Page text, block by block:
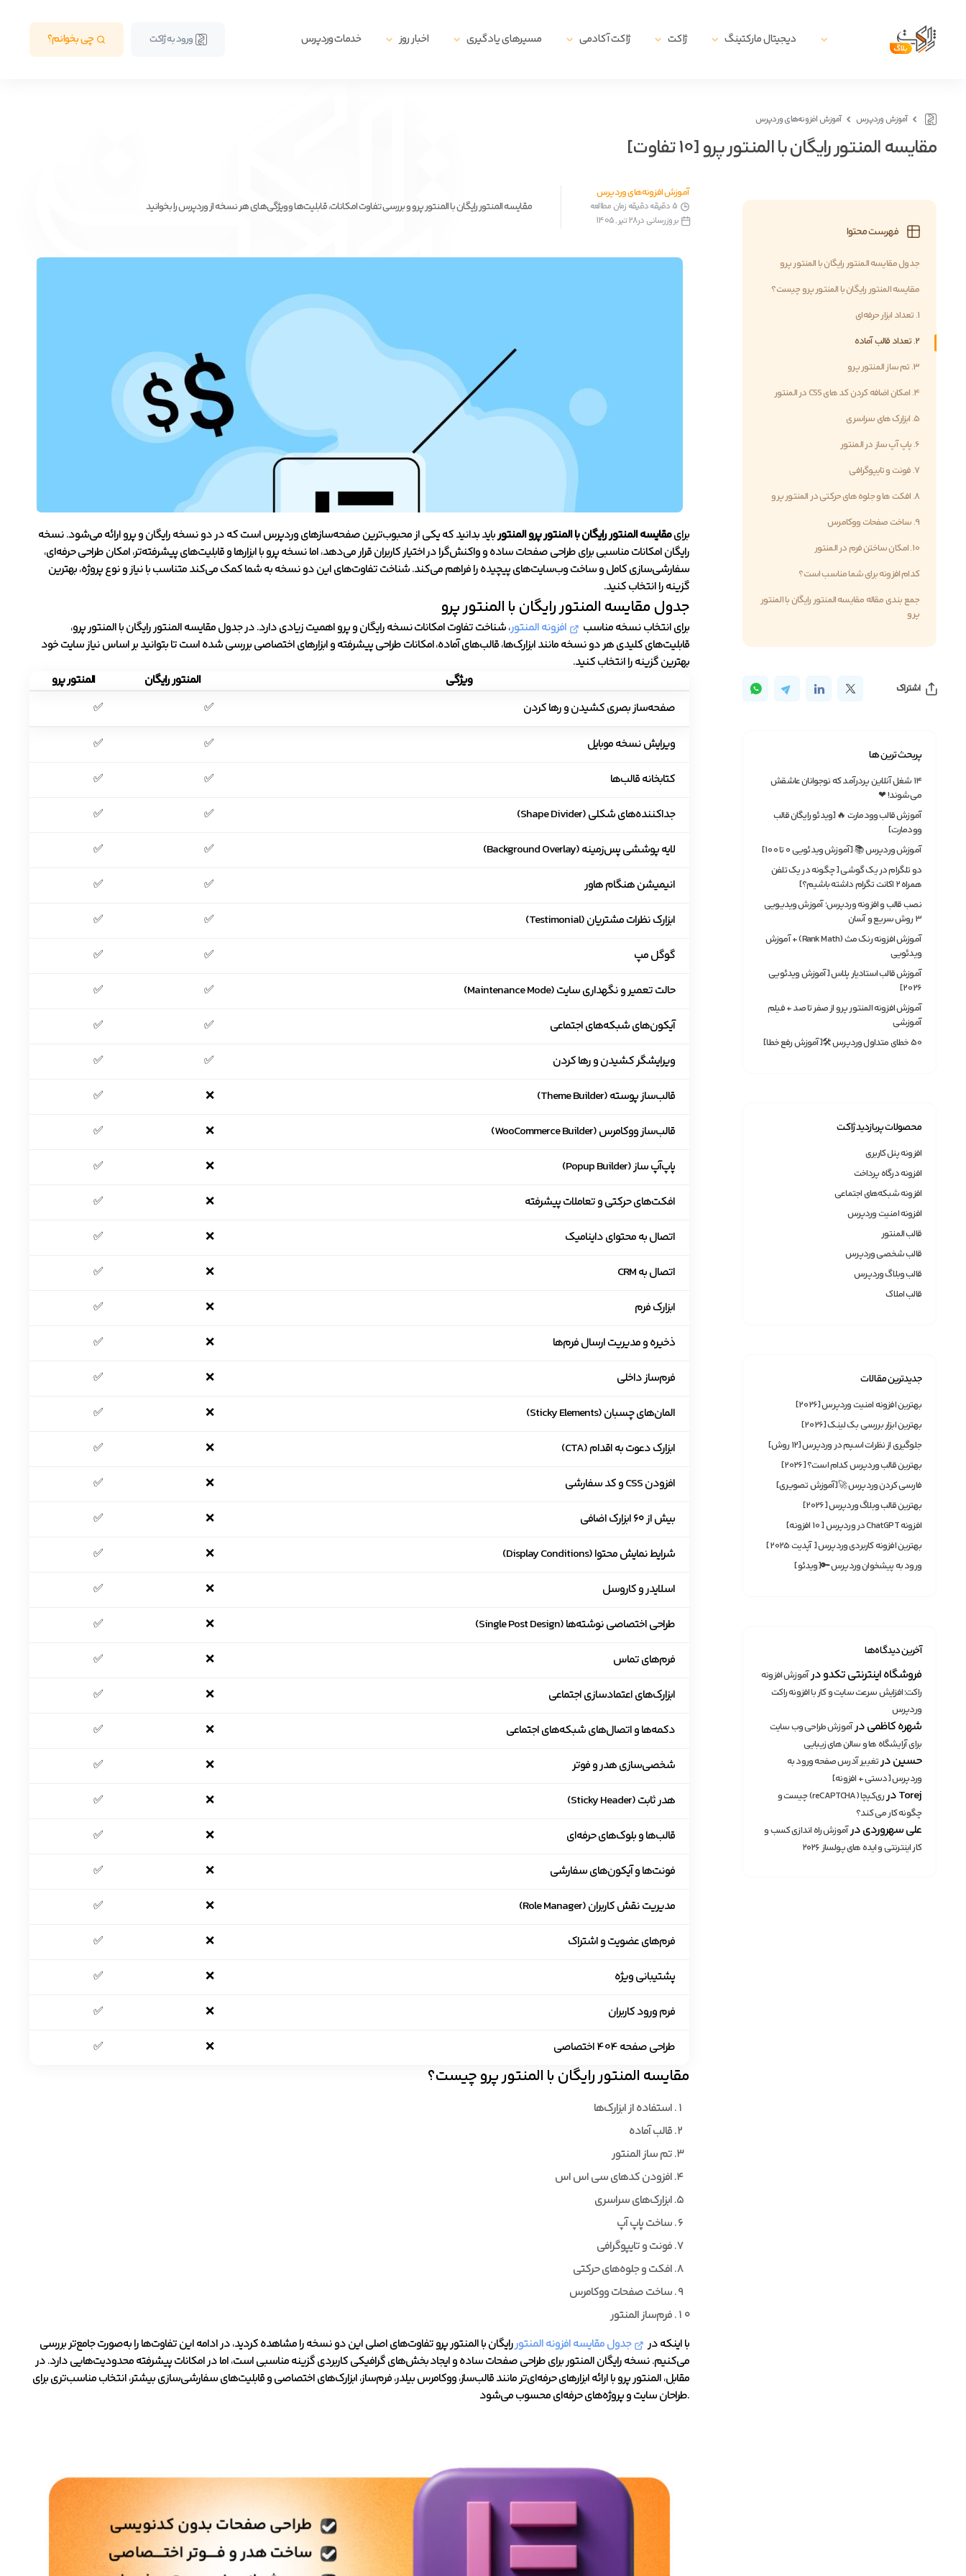
دیجیتال مارکتینگ ژاکت ژاکت آکادمی مسیرهای یادگیری اخبار روز خدمات وردپرس ورود به ژاکت چی بخوانم؟
آموزش وردپرس آموزش افزونه‌های وردپرس
مقایسه المنتور رایگان با المنتور پرو [10 تفاوت]
فهرست محتوا
جدول مقایسه المنتور رایگان با المنتور پرو
مقایسه المنتور رایگان با المنتور پرو چیست؟
1. تعداد ابزار حرفه‌ای
2. تعداد قالب آماده
3. تم ساز المنتور پرو
4. امکان اضافه کردن کد های CSS در المنتور
5. ابزارک های سراسری
6. پاپ آپ ساز در المنتور
7. فونت و تایپوگرافی
8. افکت ها و جلوه های حرکتی در المنتور پرو
9. ساخت صفحات ووکامرس
10. امکان ساختن فرم در المنتور
کدام افزونه برای شما مناسب است؟
جمع بندی مقاله مقایسه المنتور رایگان با المنتور
پرو
اشتراک
پربحث ترین ها
۱۴ شغل آنلاین پردرآمد که نوجوانان عاشقش
می‌شوند! ❤
آموزش قالب وودمارت 🔥 [ویدئو رایگان قالب
وودمارت]
آموزش وردپرس 📚 [آموزش ویدئویی 0 تا 100]
دو تلگرام در یک گوشی [ چگونه در یک تلفن
همراه ۲ اکانت تگرام داشته باشیم؟]
نصب قالب و افزونه وردپرس؛ آموزش ویدیویی
3 روش سریع و آسان
آموزش افزونه رنک مث (Rank Math) + آموزش
ویدئویی
آموزش قالب استادیار پلاس [آموزش ویدئویی
2026]
آموزش افزونه المنتور پرو از صفر تا صد + فیلم
آموزشی
50 خطای متداول وردپرس 🛠[آموزش رفع خطا]
محصولات پربازدید ژاکت
افزونه پنل کاربری
افزونه درگاه پرداخت
افزونه شبکه‌های اجتماعی
افزونه امنیت وردپرس
قالب المنتور
قالب شخصی وردپرس
قالب وبلاگ وردپرس
قالب املاک
جدیدترین مقالات
بهترین افزونه امنیت وردپرس [2026]
بهترین ابزار بررسی بک لینک [2026]
جلوگیری از نظرات اسپم در وردپرس [12 روش]
بهترین قالب وردپرس کدام است؟ [2026]
فارسی کردن وردپرس 🚀[آموزش تصویری]
بهترین قالب وبلاگ وردپرس [2026]
افزونه ChatGPT در وردپرس [ 10 افزونه]
بهترین افزونه‌ کاربردی وردپرس [ آپدیت 2025]
ورود به پیشخوان وردپرس 🔑[ویدئو]
آخرین دیدگاه‌ها
فروشگاه اینترنتی تکدودرآموزش افزونه
راکت؛ افزایش سرعت سایت و کار با افزونه راکت
وردپرس
شهره کاظمیدرآموزش طراحی وب سایت
برای آرایشگاه ها و سالن های زیبایی
حسیندرتغییر آدرس صفحه ورود به
وردپرس [دستی + افزونه]
Torejدر
ری‌کپچا (reCAPTCHA) چیست و
چگونه کار می کند؟
علی سهروردیدرآموزش راه اندازی کسب و
کار اینترنتی و ایده های پولساز ۲۰۲۶
آموزش افزونه‌های وردپرس
5 دقیقه دقیقه زمان مطالعه
بروزرسانی در28 تیر, 1405
مقایسه المنتور رایگان با المنتور پرو و بررسی تفاوت امکانات، قابلیت‌ها و ویژگی‌های هر نسخه از وردپرس را بخوانید
برایمقایسه المنتور رایگان با المنتور پرو المنتورباید بدانید که یکی از محبوب‌ترین صفحه‌سازهای وردپرس است که در دو نسخه رایگان و پرو ارائه می‌شود. نسخه
رایگان امکانات مناسبی برای طراحی صفحات ساده و واکنش‌گرا در اختیار کاربران قرار می‌دهد، اما نسخه پرو با ابزارها و قابلیت‌های پیشرفته‌تر، امکان طراحی حرفه‌ای،
سفارشی‌سازی کامل و ساخت وب‌سایت‌های پیچیده را فراهم می‌کند. شناخت تفاوت‌های این دو نسخه به شما کمک می‌کند متناسب با نیاز و نوع پروژه، بهترین
گزینه را انتخاب کنید.
جدول مقایسه المنتور رایگان با المنتور پرو
برای انتخاب نسخه مناسب افزونه المنتور، شناخت تفاوت امکانات نسخه رایگان و پرو اهمیت زیادی دارد. در جدول مقایسه المنتور رایگان با المنتور پرو،
قابلیت‌های کلیدی هر دو نسخه مانند ابزارک‌ها، قالب‌های آماده، امکانات طراحی پیشرفته و ابزارهای اختصاصی بررسی شده است تا بتوانید بر اساس نیاز سایت خود
بهترین گزینه را انتخاب کنید.
ویژگی
المنتور رایگان
المنتور پرو
صفحه‌ساز بصری کشیدن و رها کردن
✅
✅
ویرایش نسخه موبایل
✅
✅
کتابخانه قالب‌ها
✅
✅
جداکننده‌های شکلی (Shape Divider)
✅
✅
لایه پوششی پس‌زمینه (Background Overlay)
✅
✅
انیمیشن هنگام هاور
✅
✅
ابزارک نظرات مشتریان (Testimonial)
✅
✅
گوگل مپ
✅
✅
حالت تعمیر و نگهداری سایت (Maintenance Mode)
✅
✅
آیکون‌های شبکه‌های اجتماعی
✅
✅
ویرایشگر کشیدن و رها کردن
✅
✅
قالب‌ساز پوسته (Theme Builder)
❌
✅
قالب‌ساز ووکامرس (WooCommerce Builder)
❌
✅
پاپ‌آپ ساز (Popup Builder)
❌
✅
افکت‌های حرکتی و تعاملات پیشرفته
❌
✅
اتصال به محتوای داینامیک
❌
✅
اتصال به CRM
❌
✅
ابزارک فرم
❌
✅
ذخیره و مدیریت ارسال فرم‌ها
❌
✅
فرم‌ساز داخلی
❌
✅
المان‌های چسبان (Sticky Elements)
❌
✅
ابزارک دعوت به اقدام (CTA)
❌
✅
افزودن CSS و کد سفارشی
❌
✅
بیش از ۶۰ ابزارک اضافی
❌
✅
شرایط نمایش محتوا (Display Conditions)
❌
✅
اسلایدر و کاروسل
❌
✅
طراحی اختصاصی نوشته‌ها (Single Post Design)
❌
✅
فرم‌های تماس
❌
✅
ابزارک‌های اعتمادسازی اجتماعی
❌
✅
دکمه‌ها و اتصال‌های شبکه‌های اجتماعی
❌
✅
شخصی‌سازی هدر و فوتر
❌
✅
هدر ثابت (Sticky Header)
❌
✅
قالب‌ها و بلوک‌های حرفه‌ای
❌
✅
فونت‌ها و آیکون‌های سفارشی
❌
✅
مدیریت نقش کاربران (Role Manager)
❌
✅
فرم‌های عضویت و اشتراک
❌
✅
پشتیبانی ویژه
❌
✅
فرم ورود کاربران
❌
✅
طراحی صفحه 404 اختصاصی
❌
✅
مقایسه المنتور رایگان با المنتور پرو چیست؟
استفاده از ابزارک‌ها
قالب آماده
تم ساز المنتور
افزودن کدهای سی اس اس
ابزارک‌های سراسری
ساخت پاپ آپ
فونت و تایپوگرافی
افکت و جلوه‌های حرکتی
ساخت صفحات ووکامرس
فرم‌ساز المنتور
با اینکه در
جدول مقایسه افزونه المنتوررایگان با المنتور پرو تفاوت‌های اصلی این دو نسخه را مشاهده کردید، در ادامه این تفاوت‌ها را به‌صورت جامع‌تر بررسی
می‌کنیم. نسخه رایگان المنتور برای طراحی صفحات ساده و ایجاد بخش‌های گرافیکی کاربردی گزینه مناسبی است، اما در امکانات پیشرفته محدودیت‌هایی دارد. در
مقابل، المنتور پرو با ارائه ابزارهای حرفه‌ای‌تر مانند قالب‌ساز، ووکامرس بیلدر، فرم‌ساز، ابزارک‌های اختصاصی و قابلیت‌های سفارشی‌سازی بیشتر، انتخاب مناسب‌تری برای
طراحان سایت و پروژه‌های حرفه‌ای محسوب می‌شود.